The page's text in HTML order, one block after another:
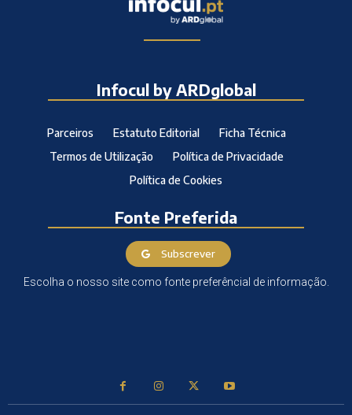
Infocul by ARDglobal
Parceiros Estatuto Editorial
Ficha Técnica
Termos de Utilização
Política de Privacidade
Política de Cookies
Fonte Preferida
Subscrever
Escolha o nosso site como fonte preferêncial de informação.